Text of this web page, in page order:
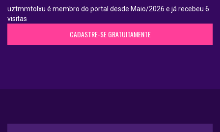
uztmmtolxu é membro do portal desde Maio/2026 e já recebeu 6
visitas
CADASTRE-SE GRATUITAMENTE